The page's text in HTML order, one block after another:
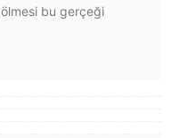
bu gerçeği